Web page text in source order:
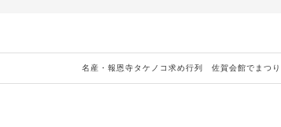
名産・報恩寺タケノコ求め行列 佐賀会館でまつり